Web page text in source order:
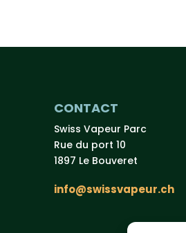
CONTACT
Swiss Vapeur Parc
Rue du port 10
1897 Le Bouveret
info@swissvapeur.ch